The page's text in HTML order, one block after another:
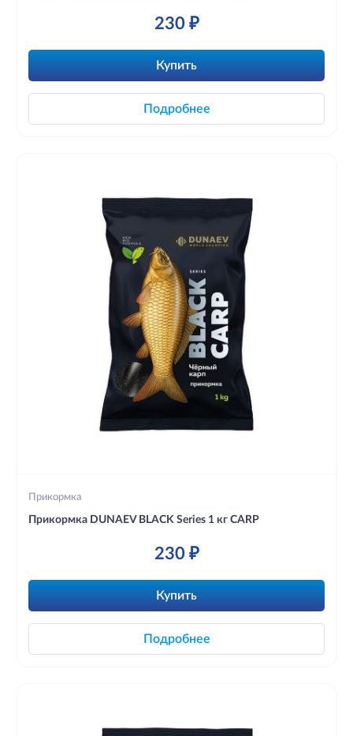
230 ₽
Купить
Подробнее
Прикормка
Прикормка DUNAEV BLACK Series 1 кг CARP
230 ₽
Купить
Подробнее